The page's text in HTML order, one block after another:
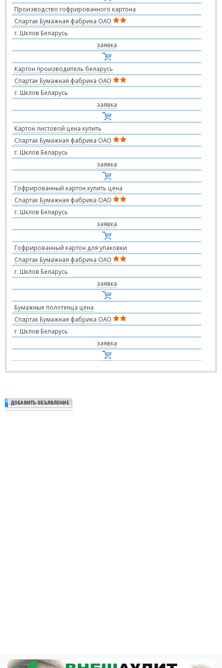
Производство гофрированного картона
Спартак Бумажная фабрика ОАО
г. Шклов Беларусь
заявка
Картон производитель беларусь
Спартак Бумажная фабрика ОАО
г. Шклов Беларусь
заявка
Картон листовой цена купить
Спартак Бумажная фабрика ОАО
г. Шклов Беларусь
заявка
Гофрированный картон купить цена
Спартак Бумажная фабрика ОАО
г. Шклов Беларусь
заявка
Гофрированный картон для упаковки
Спартак Бумажная фабрика ОАО
г. Шклов Беларусь
заявка
Бумажные полотенца цена
Спартак Бумажная фабрика ОАО
г. Шклов Беларусь
заявка